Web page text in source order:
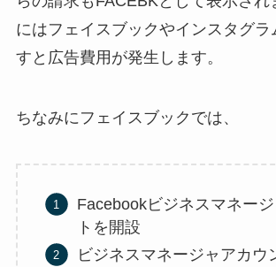
にはフェイスブックやインスタグラ
すと広告費用が発生します。
ちなみにフェイスブックでは、
Facebookビジネスマネー
トを開設
ビジネスマネージャアカウ